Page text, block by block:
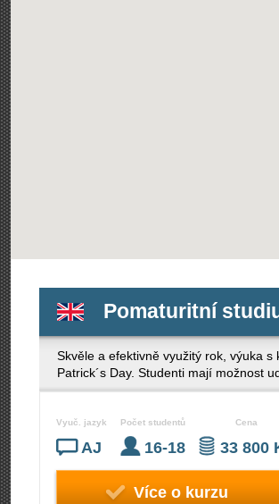
Pomaturitní
Skvěle a efektivně využitý rok, výuka
Patrick´s Day. Studenti mají možnost
Vyuč. jazyk
AJ
Počet studentů
16-18
Cena
33 800
Více o kurzu